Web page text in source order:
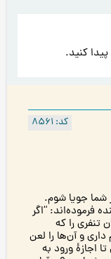
کنید.
کد: 8561
جویا شوم.
فرموده‌اند: “اگر
تنفری را که
و آن‌ها را لعن
اجازهٔ ورود به